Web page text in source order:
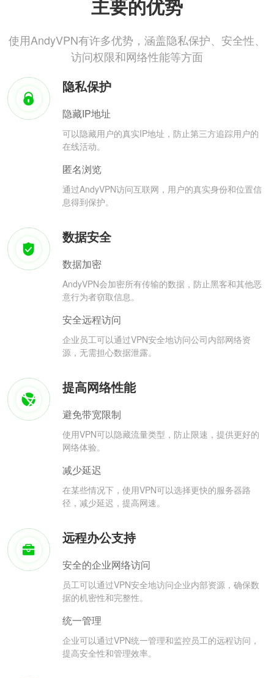
主要的优势
使用AndyVPN有许多优势，涵盖隐私保护、安全性、
访问权限和网络性能等方面
隐私保护
隐藏IP地址
可以隐藏用户的真实IP地址，防止第三方追踪用户的
在线活动。
匿名浏览
通过AndyVPN访问互联网，用户的真实身份和位置信
息得到保护。
数据安全
数据加密
AndyVPN会加密所有传输的数据，防止黑客和其他恶
意行为者窃取信息。
安全远程访问
企业员工可以通过VPN安全地访问公司内部网络资
源，无需担心数据泄露。
提高网络性能
避免带宽限制
使用VPN可以隐藏流量类型，防止限速，提供更好的
网络体验。
减少延迟
在某些情况下，使用VPN可以选择更快的服务器路
径，减少延迟，提高网速。
远程办公支持
安全的企业网络访问
员工可以通过VPN安全地访问企业内部资源，确保数
据的机密性和完整性。
统一管理
企业可以通过VPN统一管理和监控员工的远程访问，
提高安全性和管理效率。